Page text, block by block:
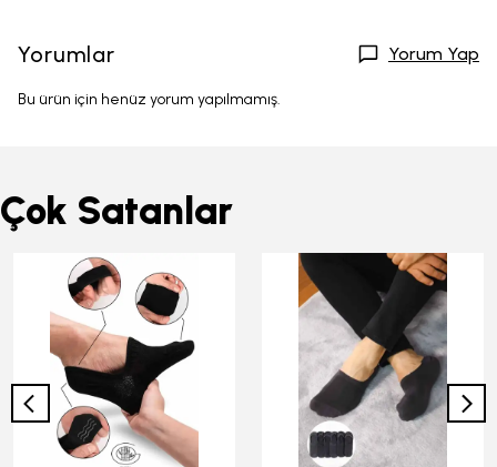
Yorumlar Yorum Yap
Bu ürün için henüz yorum yapılmamış.
Çok Satanlar